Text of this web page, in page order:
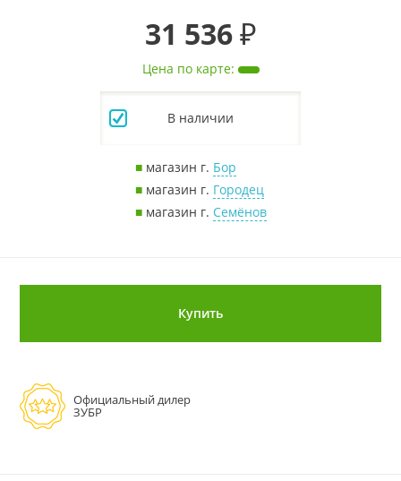
31 536 ₽
Цена по карте:
В наличии
■магазин г. Бор
■магазин г. Городец
■магазин г. Семёнов
Купить
Официальный дилер
ЗУБР